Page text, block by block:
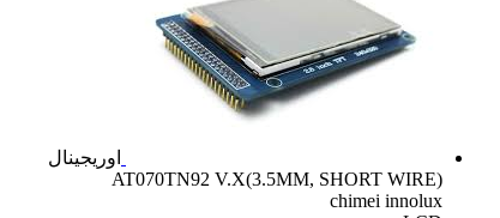
اوریجینال
AT070TN92 V.X(3.5MM, SHORT WIRE)
chimei innolux